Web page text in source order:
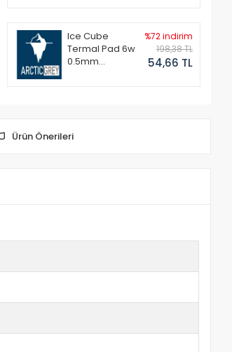
Ice Cube
Termal Pad 6w
0.5mm
%72 indirim
198,38 TL
54,66 TL
Ürün Önerileri